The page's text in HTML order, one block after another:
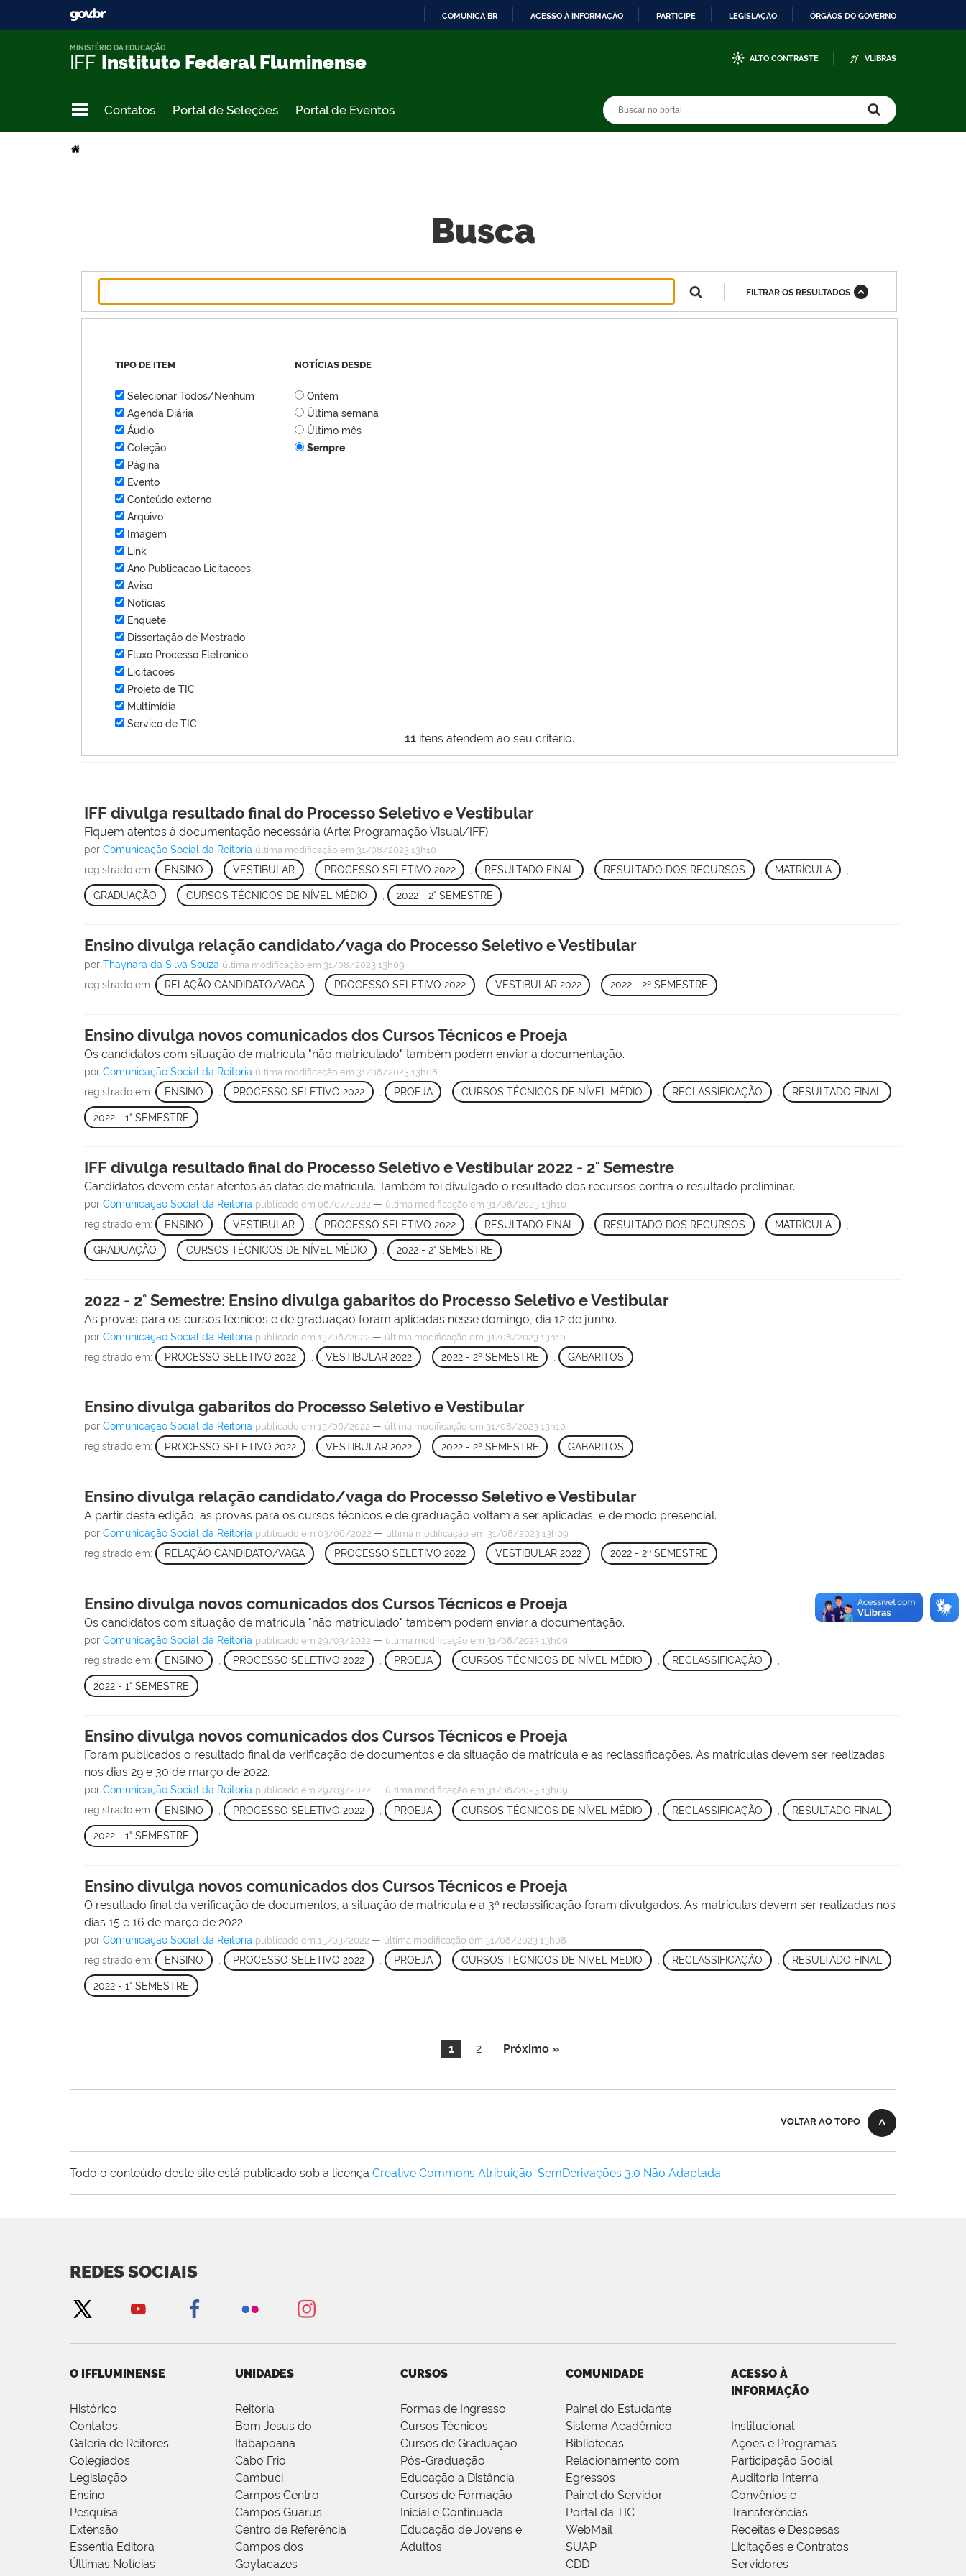
COMUNICA BR ACESSO À INFORMAÇÃO PARTICIPE LEGISLAÇÃO ÓRGÃOS DO GOVERNO
IFF Instituto Federal Fluminense
MINISTÉRIO DA EDUCAÇÃO
ALTO CONTRASTE VLIBRAS
Contatos Portal de Seleções Portal de Eventos
Busca
11 itens atendem ao seu critério.
FILTRAR OS RESULTADOS
TIPO DE ITEM
Selecionar Todos/Nenhum
Agenda Diária
Áudio
Coleção
Página
Evento
Conteúdo externo
Arquivo
Imagem
Link
Ano Publicacao Licitacoes
Aviso
Notícias
Enquete
Dissertação de Mestrado
Fluxo Processo Eletronico
Licitacoes
Projeto de TIC
Multimídia
Servico de TIC
NOTÍCIAS DESDE
Ontem
Última semana
Último mês
Sempre
IFF divulga resultado final do Processo Seletivo e Vestibular
Fiquem atentos à documentação necessária (Arte: Programação Visual/IFF)
porComunicação Social da Reitoria última modificação em 31/08/2023 13h10
registrado em: ENSINO VESTIBULAR PROCESSO SELETIVO 2022 , RESULTADO FINAL , RESULTADO DOS RECURSOS MATRÍCULA
GRADUAÇÃO CURSOS TÉCNICOS DE NÍVEL MÉDIO 2022 - 2° SEMESTRE
Ensino divulga relação candidato/vaga do Processo Seletivo e Vestibular
porThaynara da Silva Souza última modificação em 31/08/2023 13h09
registrado em: RELAÇÃO CANDIDATO/VAGA , PROCESSO SELETIVO 2022 , VESTIBULAR 2022 , 2022 - 2º SEMESTRE
Ensino divulga novos comunicados dos Cursos Técnicos e Proeja
Os candidatos com situação de matrícula "não matriculado" também podem enviar a documentação.
porComunicação Social da Reitoria última modificação em 31/08/2023 13h08
registrado em: ENSINO PROCESSO SELETIVO 2022 PROEJA , CURSOS TÉCNICOS DE NÍVEL MÉDIO , RECLASSIFICAÇÃO RESULTADO FINAL
2022 - 1° SEMESTRE
IFF divulga resultado final do Processo Seletivo e Vestibular 2022 - 2° Semestre
Candidatos devem estar atentos às datas de matrícula. Também foi divulgado o resultado dos recursos contra o resultado preliminar.
porComunicação Social da Reitoria publicado em 06/07/2022 — última modificação em 31/08/2023 13h10
registrado em: ENSINO VESTIBULAR PROCESSO SELETIVO 2022 , RESULTADO FINAL , RESULTADO DOS RECURSOS MATRÍCULA
GRADUAÇÃO , CURSOS TÉCNICOS DE NÍVEL MÉDIO , 2022 - 2° SEMESTRE
2022 - 2° Semestre: Ensino divulga gabaritos do Processo Seletivo e Vestibular
As provas para os cursos técnicos e de graduação foram aplicadas nesse domingo, dia 12 de junho.
porComunicação Social da Reitoria publicado em 13/06/2022 — última modificação em 31/08/2023 13h10
registrado em: PROCESSO SELETIVO 2022 VESTIBULAR 2022 2022 - 2º SEMESTRE , GABARITOS
Ensino divulga gabaritos do Processo Seletivo e Vestibular
porComunicação Social da Reitoria publicado em 13/06/2022 — última modificação em 31/08/2023 13h10
registrado em: PROCESSO SELETIVO 2022 VESTIBULAR 2022 2022 - 2º SEMESTRE , GABARITOS
Ensino divulga relação candidato/vaga do Processo Seletivo e Vestibular
A partir desta edição, as provas para os cursos técnicos e de graduação voltam a ser aplicadas, e de modo presencial.
porComunicação Social da Reitoria publicado em 03/06/2022 — última modificação em 31/08/2023 13h09
registrado em: RELAÇÃO CANDIDATO/VAGA , PROCESSO SELETIVO 2022 , VESTIBULAR 2022 , 2022 - 2º SEMESTRE
Ensino divulga novos comunicados dos Cursos Técnicos e Proeja
Os candidatos com situação de matrícula "não matriculado" também podem enviar a documentação.
porComunicação Social da Reitoria publicado em 29/03/2022 — última modificação em 31/08/2023 13h09
registrado em: ENSINO PROCESSO SELETIVO 2022 PROEJA , CURSOS TÉCNICOS DE NÍVEL MÉDIO , RECLASSIFICAÇÃO
2022 - 1° SEMESTRE
Ensino divulga novos comunicados dos Cursos Técnicos e Proeja
Foram publicados o resultado final da verificação de documentos e da situação de matrícula e as reclassificações. As matrículas devem ser realizadas
nos dias 29 e 30 de março de 2022.
porComunicação Social da Reitoria publicado em 29/03/2022 — última modificação em 31/08/2023 13h09
registrado em: ENSINO PROCESSO SELETIVO 2022 PROEJA , CURSOS TÉCNICOS DE NÍVEL MÉDIO , RECLASSIFICAÇÃO RESULTADO FINAL
2022 - 1° SEMESTRE
Ensino divulga novos comunicados dos Cursos Técnicos e Proeja
O resultado final da verificação de documentos, a situação de matrícula e a 3ª reclassificação foram divulgados. As matrículas devem ser realizadas nos
dias 15 e 16 de março de 2022.
porComunicação Social da Reitoria publicado em 15/03/2022 — última modificação em 31/08/2023 13h08
registrado em: ENSINO PROCESSO SELETIVO 2022 PROEJA , CURSOS TÉCNICOS DE NÍVEL MÉDIO , RECLASSIFICAÇÃO RESULTADO FINAL
2022 - 1° SEMESTRE
1 2 Próximo »
VOLTAR AO TOPO
Todo o conteúdo deste site está publicado sob a licença Creative Commons Atribuição-SemDerivações 3.0 Não Adaptada.
REDES SOCIAIS
O IFFLUMINENSE
Histórico
Contatos
Galeria de Reitores
Colegiados
Legislação
Ensino
Pesquisa
Extensão
Essentia Editora
Últimas Notícias
UNIDADES
Reitoria
Bom Jesus do
Itabapoana
Cabo Frio
Cambuci
Campos Centro
Campos Guarus
Centro de Referência
Campos dos
Goytacazes
CURSOS
Formas de Ingresso
Cursos Técnicos
Cursos de Graduação
Pós-Graduação
Educação a Distância
Cursos de Formação
Inicial e Continuada
Educação de Jovens e
Adultos
COMUNIDADE
Painel do Estudante
Sistema Acadêmico
Bibliotecas
Relacionamento com
Egressos
Painel do Servidor
Portal da TIC
WebMail
SUAP
CDD
ACESSO À
INFORMAÇÃO
Institucional
Ações e Programas
Participação Social
Auditoria Interna
Convênios e
Transferências
Receitas e Despesas
Licitações e Contratos
Servidores